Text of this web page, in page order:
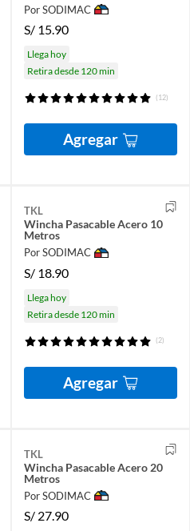
Por SODIMAC
S/ 15.90
Llega hoy
Retira desde 120 min
(12)
Agregar
TKL
Wincha Pasacable Acero 10
Metros
Por SODIMAC
S/ 18.90
Llega hoy
Retira desde 120 min
(2)
Agregar
TKL
Wincha Pasacable Acero 20
Metros
Por SODIMAC
S/ 27.90